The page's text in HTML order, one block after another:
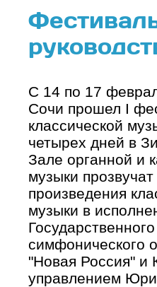
С 14 по 17
Сочи прошел I
классической
четырех дней в
Зале органной и
музыки
произведения
музыки в
Государственного
симфонического
"Новая Россия" и
управлением